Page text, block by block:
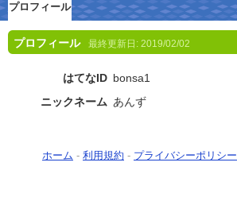
プロフィール
プロフィール 最終更新日: 2019/02/02
はてなID bonsa1
ニックネーム あんず
ホーム - 利用規約 - プライバシーポリシー